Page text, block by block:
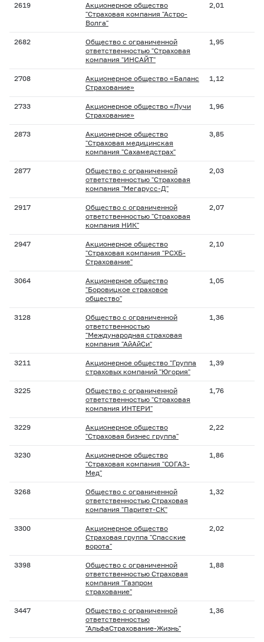
2619
Акционерное общество
"Страховая компания "Астро-
Волга"
2,01
2682
Общество с ограниченной
ответственностью "Страховая
компания "ИНСАЙТ"
1,95
2708
Акционерное общество «Баланс
Страхование»
1,12
2733
Акционерное общество «Лучи
Страхование»
1,96
2873
Акционерное общество
"Страховая медицинская
компания "Сахамедстрах"
3,85
2877
Общество с ограниченной
ответственностью "Страховая
компания "Мегарусс-Д"
2,03
2917
Общество с ограниченной
ответственностью "Страховая
компания НИК"
2,07
2947
Акционерное общество
"Страховая компания "РСХБ-
Страхование"
2,10
3064
Акционерное общество
"Боровицкое страховое
общество"
1,05
3128
Общество с ограниченной
ответственностью
"Международная страховая
компания "АйАйСи"
1,36
3211
Акционерное общество "Группа
страховых компаний "Югория"
1,39
3225
Общество с ограниченной
ответственностью "Страховая
компания ИНТЕРИ"
1,76
3229
Акционерное общество
"Страховая бизнес группа"
2,22
3230
Акционерное общество
"Страховая компания "СОГАЗ-
Мед"
1,86
3268
Общество с ограниченной
ответственностью Страховая
компания "Паритет-СК"
1,32
3300
Акционерное общество
Страховая группа "Спасские
ворота"
2,02
3398
Общество с ограниченной
ответственностью Страховая
компания "Газпром
страхование"
1,88
3447
Общество с ограниченной
ответственностью
"АльфаСтрахование-Жизнь"
1,36